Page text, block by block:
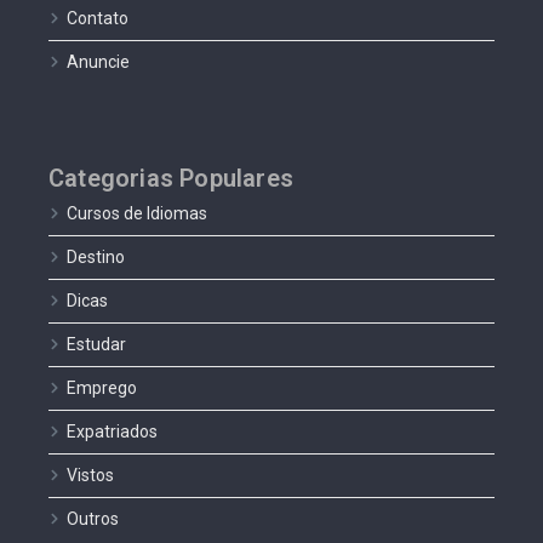
Contato
Anuncie
Categorias Populares
Cursos de Idiomas
Destino
Dicas
Estudar
Emprego
Expatriados
Vistos
Outros